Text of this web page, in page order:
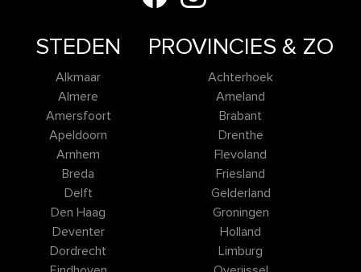
STEDEN
Alkmaar
Almere
Amersfoort
Apeldoorn
Arnhem
Breda
Delft
Den Haag
Deventer
Dordrecht
PROVINCIES & ZO
Achterhoek
Ameland
Brabant
Drenthe
Flevoland
Friesland
Gelderland
Groningen
Holland
Limburg